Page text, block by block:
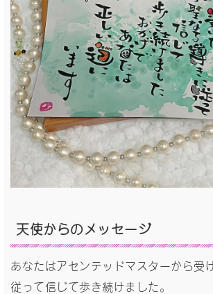
天使からの メッセージ
あなたはアセンテッドマスターから受
従って信じて歩き続けました。